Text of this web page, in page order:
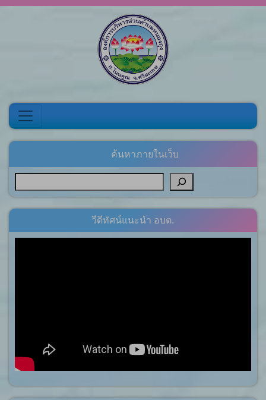
ค้นหาภายในเว็บ
วีดีทัศน์แนะนำ อบต.